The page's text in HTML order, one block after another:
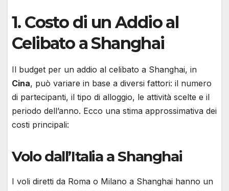
1. Costo di un Addio al
Celibato a Shanghai
Il budget per un addio al celibato a Shanghai, in
Cina, può variare in base a diversi fattori: il numero
di partecipanti, il tipo di alloggio, le attività scelte e il
periodo dell’anno. Ecco una stima approssimativa dei
costi principali:
Volo dall’Italia a Shanghai
I voli diretti da Roma o Milano a Shanghai hanno un